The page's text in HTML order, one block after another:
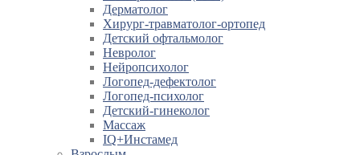
Дерматолог
Хирург-травматолог-ортопед
Детский офтальмолог
Невролог
Нейропсихолог
Логопед-дефектолог
Логопед-психолог
Детский-гинеколог
Массаж
IQ+Инстамед